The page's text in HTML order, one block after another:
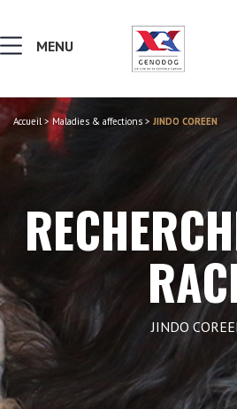
MALADIES &
NOTIONS DE
RECHERCHER
VERS LE SITE
MENU
Accueil>Maladies & affections > JINDO COREEN
JINDO